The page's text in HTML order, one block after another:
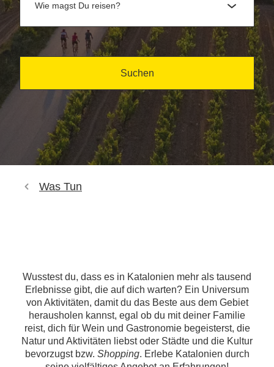
Wie magst Du reisen?
Suchen
Was Tun
Wusstest du, dass es in Katalonien mehr als tausend
Erlebnisse gibt, die auf dich warten? Ein Universum
von Aktivitäten, damit du das Beste aus dem Gebiet
herausholen kannst, egal ob du mit deiner Familie
reist, dich für Wein und Gastronomie begeisterst, die
Natur und Aktivitäten liebst oder Städte und die Kultur
bevorzugst bzw. Shopping. Erlebe Katalonien durch